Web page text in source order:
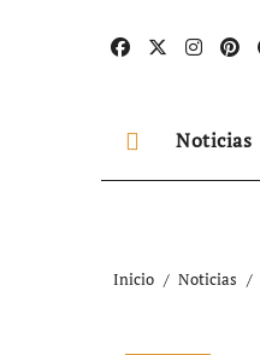
Noticias
Inicio Noticias